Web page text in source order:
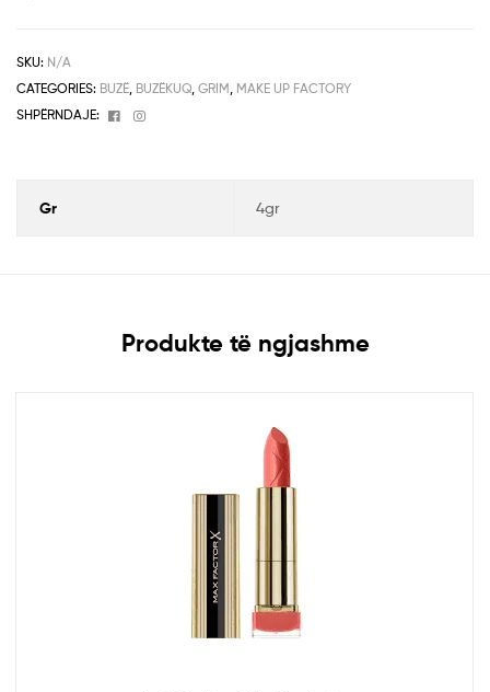
SKU: N/A
CATEGORIES: BUZË BUZËKUQ GRIM MAKE UP FACTORY
SHPËRNDAJE:
Facebook
Instagram
Gr 4gr
Produkte të ngjashme